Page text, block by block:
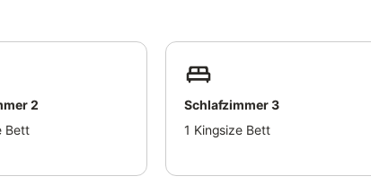
2
Bett
Schlafzimmer 3
1 Kingsize Bett